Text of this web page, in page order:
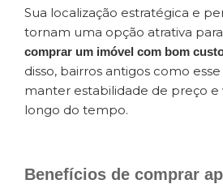
Sua localização estratégica e
tornam uma opção atrativa
comprar um imóvel com bom
disso, bairros antigos como
manter estabilidade de preço e
longo do tempo.
Benefícios de comprar